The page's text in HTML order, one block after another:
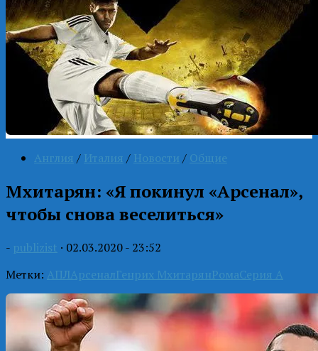
Англия / Италия / Новости / Общие
Мхитарян: «Я покинул «Арсенал»,
чтобы снова веселиться»
- publizist · 02.03.2020 - 23:52
Метки: АПЛАрсеналГенрих МхитарянРомаСерия А